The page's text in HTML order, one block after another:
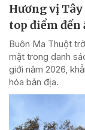
Hương vị Tây
top điểm đến
Buôn Ma Thuột
mặt trong danh
giới năm 2026,
hóa bản địa.